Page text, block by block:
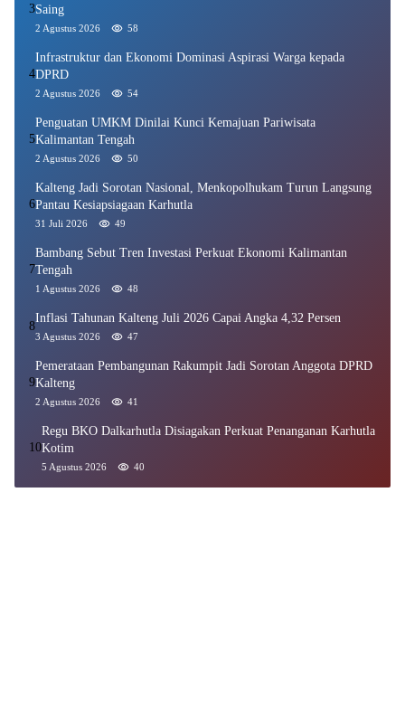
3Saing
2 Agustus 2026 58
4
Infrastruktur dan Ekonomi Dominasi Aspirasi Warga kepada
DPRD
2 Agustus 2026 54
5
Penguatan UMKM Dinilai Kunci Kemajuan Pariwisata
Kalimantan Tengah
2 Agustus 2026 50
6
Kalteng Jadi Sorotan Nasional, Menkopolhukam Turun Langsung
Pantau Kesiapsiagaan Karhutla
31 Juli 2026 49
7
Bambang Sebut Tren Investasi Perkuat Ekonomi Kalimantan
Tengah
1 Agustus 2026 48
8
Inflasi Tahunan Kalteng Juli 2026 Capai Angka 4,32 Persen
3 Agustus 2026 47
9
Pemerataan Pembangunan Rakumpit Jadi Sorotan Anggota DPRD
Kalteng
2 Agustus 2026 41
10
Regu BKO Dalkarhutla Disiagakan Perkuat Penanganan Karhutla
Kotim
5 Agustus 2026 40